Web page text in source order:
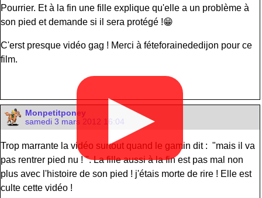
Pourrier. Et à la fin une fille explique qu'elle a un problème à
son pied et demande si il sera protégé !😁
C'erst presque vidéo gag ! Merci à féteforainededijon pour ce
film.
▶
Monpetitponey
samedi 3 mars 2012 16:04
Trop marrante la vidéo surtout quand le gamin dit : "mais il va
pas rentrer pied nu ! ". La fille aussi à la fin est pas mal non
plus avec l'histoire de son pied ! j'étais morte de rire ! Elle est
culte cette vidéo !